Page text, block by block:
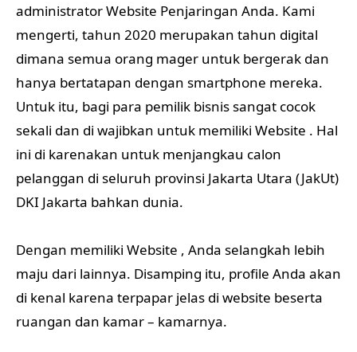
administrator Website Penjaringan Anda. Kami
mengerti, tahun 2020 merupakan tahun digital
dimana semua orang mager untuk bergerak dan
hanya bertatapan dengan smartphone mereka.
Untuk itu, bagi para pemilik bisnis sangat cocok
sekali dan di wajibkan untuk memiliki Website . Hal
ini di karenakan untuk menjangkau calon
pelanggan di seluruh provinsi Jakarta Utara (JakUt)
DKI Jakarta bahkan dunia.
Dengan memiliki Website , Anda selangkah lebih
maju dari lainnya. Disamping itu, profile Anda akan
di kenal karena terpapar jelas di website beserta
ruangan dan kamar – kamarnya.